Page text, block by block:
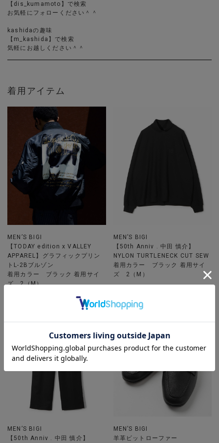
【dis_kumamoto】で検索
お気軽にフォローください＾＾
kashidaの趣味
【m_kashida】で検索
気軽にお越しください＾＾
着用アイテム
MEN’S BIGI
【TODAY edition x VALLEY
APPAREL】グラフィックプリン
トL-2Bブルゾン
着用カラー ブラック 着用サイ
ズ 2（M）
MEN’S BIGI
【50th Anniv . 中田 慎介】
NYLON TURTLENECK CUT SEW
着用カラー ブラック 着用サイ
ズ 2（M）
MEN’S BIGI
【50th Anniv . 中田 慎介】
MEN’S BIGI
羊革ビットローファー